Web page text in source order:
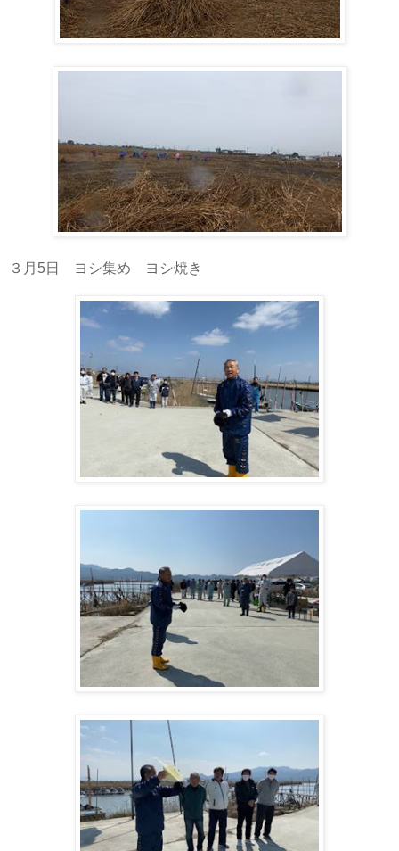
３月5日 ヨシ集め ヨシ焼き